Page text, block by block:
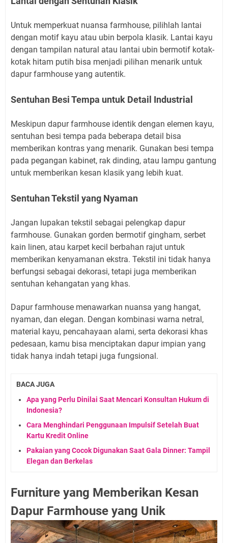
Untuk memperkuat nuansa farmhouse, pilihlah lantai
dengan motif kayu atau ubin berpola klasik. Lantai kayu
dengan tampilan natural atau lantai ubin bermotif kotak-
kotak hitam putih bisa menjadi pilihan menarik untuk
dapur farmhouse yang autentik.
Sentuhan Besi Tempa untuk Detail Industrial
Meskipun dapur farmhouse identik dengan elemen kayu,
sentuhan besi tempa pada beberapa detail bisa
memberikan kontras yang menarik. Gunakan besi tempa
pada pegangan kabinet, rak dinding, atau lampu gantung
untuk memberikan kesan klasik yang lebih kuat.
Sentuhan Tekstil yang Nyaman
Jangan lupakan tekstil sebagai pelengkap dapur
farmhouse. Gunakan gorden bermotif gingham, serbet
kain linen, atau karpet kecil berbahan rajut untuk
memberikan kenyamanan ekstra. Tekstil ini tidak hanya
berfungsi sebagai dekorasi, tetapi juga memberikan
sentuhan kehangatan yang khas.
Dapur farmhouse menawarkan nuansa yang hangat,
nyaman, dan elegan. Dengan kombinasi warna netral,
material kayu, pencahayaan alami, serta dekorasi khas
pedesaan, kamu bisa menciptakan dapur impian yang
tidak hanya indah tetapi juga fungsional.
BACA JUGA
Apa yang Perlu Dinilai Saat Mencari Konsultan Hukum di
Indonesia?
Cara Menghindari Penggunaan Impulsif Setelah Buat
Kartu Kredit Online
Pakaian yang Cocok Digunakan Saat Gala Dinner: Tampil
Elegan dan Berkelas
Furniture yang Memberikan Kesan
Dapur Farmhouse yang Unik